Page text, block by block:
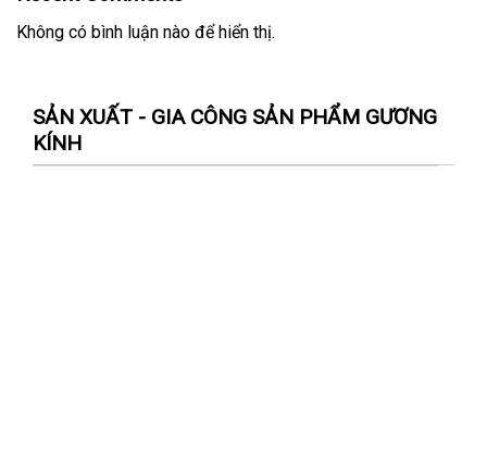
Không có bình luận nào để hiển thị.
SẢN XUẤT - GIA CÔNG SẢN PHẨM GƯƠNG
KÍNH